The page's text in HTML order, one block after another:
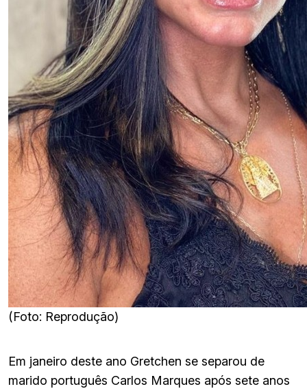
(Foto: Reprodução)
Em janeiro deste ano Gretchen se separou de
marido português Carlos Marques após sete anos